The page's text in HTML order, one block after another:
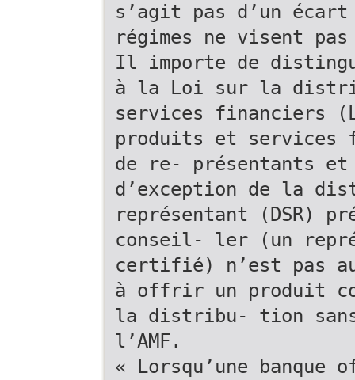
s’agit pas d’un
régimes ne visent pas
Il importe de
à la Loi sur la
services financiers
produits et services
de re- présentants et
d’exception de la
représentant (DSR)
conseil- ler (un
certifié) n’est pas
à offrir un produit
la distribu- tion
l’AMF.
« Lorsqu’une